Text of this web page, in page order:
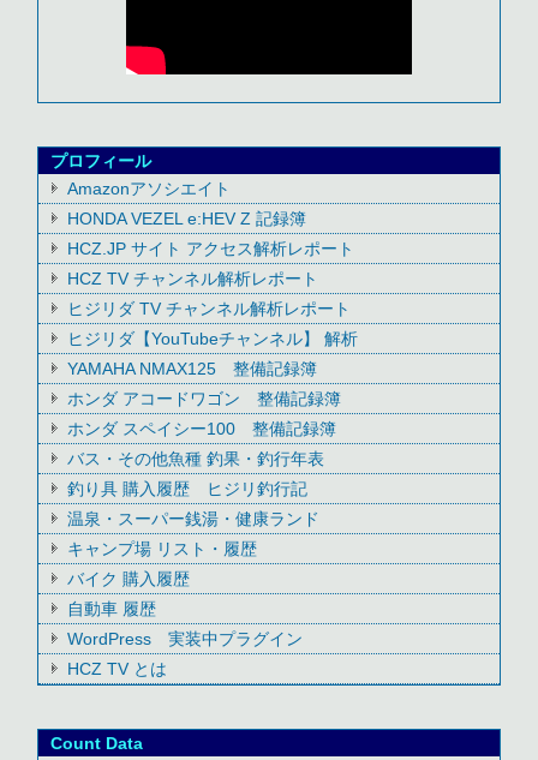
プロフィール
Amazonアソシエイト
HONDA VEZEL e:HEV Z 記録簿
HCZ.JP サイト アクセス解析レポート
HCZ TV チャンネル解析レポート
ヒジリダ TV チャンネル解析レポート
ヒジリダ【YouTubeチャンネル】 解析
YAMAHA NMAX125 整備記録簿
ホンダ アコードワゴン 整備記録簿
ホンダ スペイシー100 整備記録簿
バス・その他魚種 釣果・釣行年表
釣り具 購入履歴 ヒジリ釣行記
温泉・スーパー銭湯・健康ランド
キャンプ場 リスト・履歴
バイク 購入履歴
自動車 履歴
WordPress 実装中プラグイン
HCZ TV とは
Count Data